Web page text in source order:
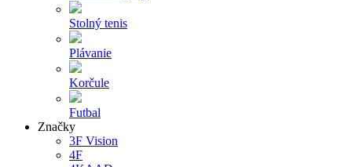
Stolný tenis
Plávanie
Korčule
Futbal
Značky
3F Vision
4F